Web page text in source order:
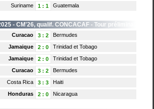
Suriname 1 : 1 Guatemala
- CM'26, qualif. CONCACAF - Tour préliminaire
Curacao 3 : 2
Bermudes
Jamaique 2 : 0
Trinidad et Tobago
Jamaique 2 : 0
Trinidad et Tobago
Curacao 3 : 2
Bermudes
Costa Rica 3 : 3
Haiti
Honduras 2 : 0 Nicaragua